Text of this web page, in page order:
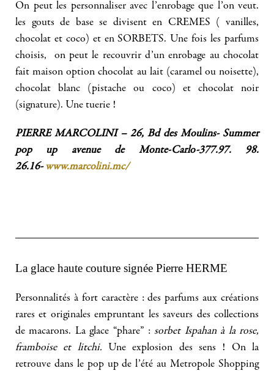
On peut les personnaliser avec l’enrobage que l’on veut.
les gouts de base se divisent en CREMES ( vanilles,
chocolat et coco) et en SORBETS. Une fois les parfums
choisis, on peut le recouvrir d’un enrobage au chocolat
fait maison option chocolat au lait (caramel ou noisette),
chocolat blanc (pistache ou coco) et chocolat noir
(signature). Une tuerie !
PIERRE MARCOLINI – 26, Bd des Moulins- Summer
pop up avenue de Monte-Carlo-377.97. 98.
26.16-www.marcolini.mc/
La glace haute couture signée Pierre HERME
Personnalités à fort caractère : des parfums aux créations
rares et originales empruntant les saveurs des collections
de macarons. La glace “phare” : sorbet Ispahan à la rose,
framboise et litchi. Une explosion des sens ! On la
retrouve dans le pop up de l’été au Metropole Shopping